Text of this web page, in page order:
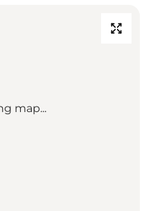
map...